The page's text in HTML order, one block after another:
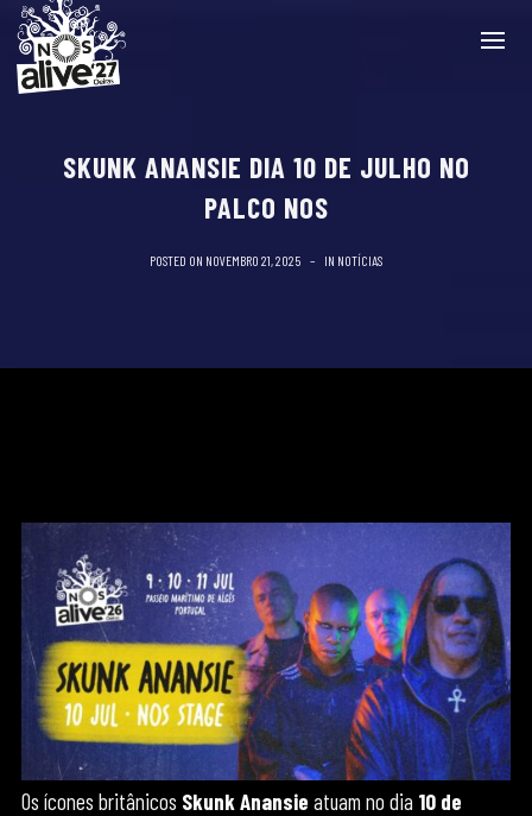
SKUNK ANANSIE DIA 10 DE JULHO NO
PALCO NOS
POSTED ON NOVEMBRO 21, 2025 IN NOTÍCIAS
Os ícones britânicos Skunk Anansie atuam no dia 10 de